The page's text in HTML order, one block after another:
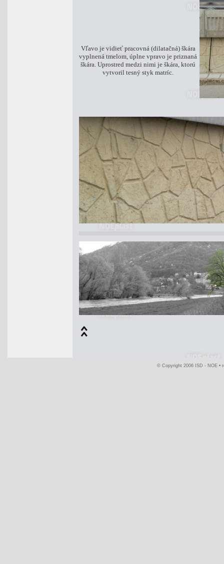
Vľavo je vidieť pracovná (dilatačná) škára
vyplnená tmelom, úplne vpravo je priznaná
škára. Uprostred medzi nimi je škára, ktorú
vytvoril tesný styk matríc.
© Copyright 2006 ISD - NOE •